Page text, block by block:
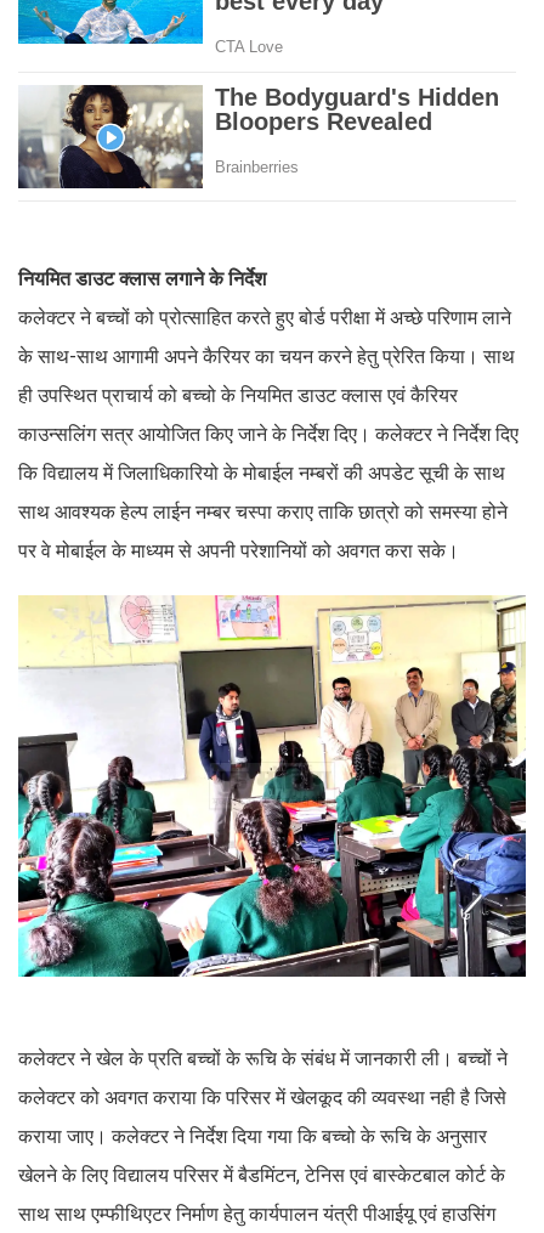
नियमित डाउट क्लास लगाने के निर्देश
कलेक्टर ने बच्चों को प्रोत्साहित करते हुए बोर्ड परीक्षा में अच्छे परिणाम लाने
के साथ-साथ आगामी अपने कैरियर का चयन करने हेतु प्रेरित किया। साथ
ही उपस्थित प्राचार्य को बच्चो के नियमित डाउट क्लास एवं कैरियर
काउन्सलिंग सत्र आयोजित किए जाने के निर्देश दिए। कलेक्टर ने निर्देश दिए
कि विद्यालय में जिलाधिकारियो के मोबाईल नम्बरों की अपडेट सूची के साथ
साथ आवश्यक हेल्प लाईन नम्बर चस्पा कराए ताकि छात्रो को समस्या होने
पर वे मोबाईल के माध्यम से अपनी परेशानियों को अवगत करा सके।
कलेक्टर ने खेल के प्रति बच्चों के रूचि के संबंध में जानकारी ली। बच्चों ने
कलेक्टर को अवगत कराया कि परिसर में खेलकूद की व्यवस्था नही है जिसे
कराया जाए। कलेक्टर ने निर्देश दिया गया कि बच्चो के रूचि के अनुसार
खेलने के लिए विद्यालय परिसर में बैडमिंटन, टेनिस एवं बास्केटबाल कोर्ट के
साथ साथ एम्फीथिएटर निर्माण हेतु कार्यपालन यंत्री पीआईयू एवं हाउसिंग